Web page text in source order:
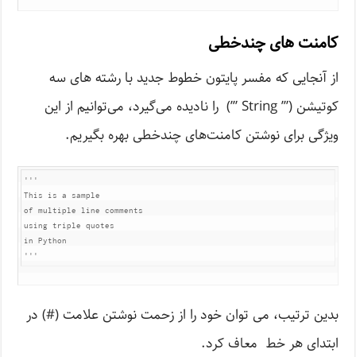
کامنت های چندخطی
از آنجایی که مفسر پایتون خطوط جدید با رشته های سه
کوتیشن (”’ String ”’) را نادیده می‌گیرد، می‌توانیم از این
ویژگی برای نوشتن کامنت‌های چندخطی بهره بگیریم.
'''
This is a sample
of multiple line comments
using triple quotes
in Python
'''
بدین ترتیب، می توان خود را از زحمت نوشتن علامت (#) در
ابتدای هر خط معاف کرد.